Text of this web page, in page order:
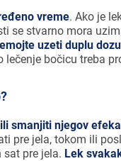
vreme. Ako je
se stvarno mora
uzeti duplu dozu
bočicu treba
smanjiti njegov
pre jela, tokom ili
pre jela. Lek